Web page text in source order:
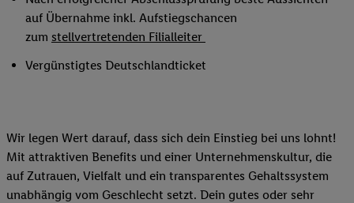
auf Übernahme inkl. Aufstiegschancen
zum stellvertretenden Filialleiter
Vergünstigtes Deutschlandticket
Wir legen Wert darauf, dass sich dein Einstieg bei uns lohnt!
Mit attraktiven Benefits und einer Unternehmenskultur, die
auf Zutrauen, Vielfalt und ein transparentes Gehaltssystem
unabhängig vom Geschlecht setzt. Dein gutes oder sehr